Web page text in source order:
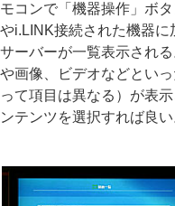
モコンで「機器操作」ボ
やi.LINK接続された機器
サーバーが一覧表示され
や画像、ビデオなどとい
って項目は異なる）が表
ンテンツを選択すれば良い